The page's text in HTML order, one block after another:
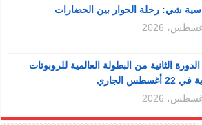
شي: رحلة الحوار بين الحضارات
الدورة الثانية من البطولة العالمية للروبوتات
أغسطس الجاري